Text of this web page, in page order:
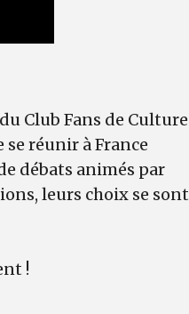
Club Fans de Culture
se réunir à France
débats animés par
leurs choix se sont
!